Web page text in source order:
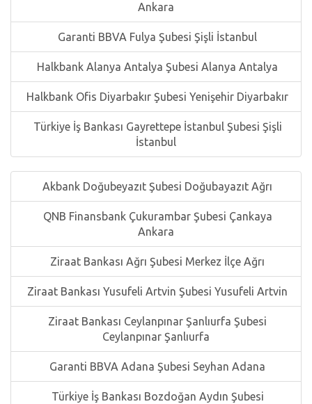
Ankara
Garanti BBVA Fulya Şubesi Şişli İstanbul
Halkbank Alanya Antalya Şubesi Alanya Antalya
Halkbank Ofis Diyarbakır Şubesi Yenişehir Diyarbakır
Türkiye İş Bankası Gayrettepe İstanbul Şubesi Şişli
İstanbul
Akbank Doğubeyazıt Şubesi Doğubayazıt Ağrı
QNB Finansbank Çukurambar Şubesi Çankaya
Ankara
Ziraat Bankası Ağrı Şubesi Merkez İlçe Ağrı
Ziraat Bankası Yusufeli Artvin Şubesi Yusufeli Artvin
Ziraat Bankası Ceylanpınar Şanlıurfa Şubesi
Ceylanpınar Şanlıurfa
Garanti BBVA Adana Şubesi Seyhan Adana
Türkiye İş Bankası Bozdoğan Aydın Şubesi